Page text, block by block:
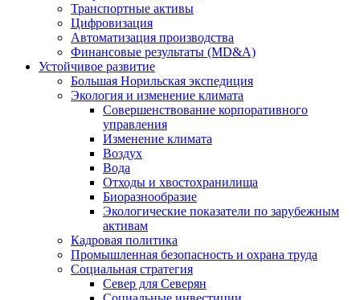
Транспортные активы
Цифровизация
Автоматизация производства
Финансовые результаты (MD&A)
Устойчивое развитие
Большая Норильская экспедиция
Экология и изменение климата
Совершенствование корпоративного
управления
Изменение климата
Воздух
Вода
Отходы и хвостохранилища
Биоразнообразие
Экологические показатели по зарубежным
активам
Кадровая политика
Промышленная безопасность и охрана труда
Социальная стратегия
Север для Северян